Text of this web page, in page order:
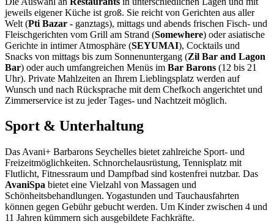
jeweils eigener Küche ist groß. Sie reicht von Gerichten aus aller
Welt (Pti Bazar - ganztags), mittags und abends frischen Fisch- und
Fleischgerichten vom Grill am Strand (Somewhere) oder asiatische
Gerichte in intimer Atmosphäre (SEYUMAI), Cocktails und
Snacks von mittags bis zum Sonnenuntergang (Zil Bar and Lagon
Bar) oder auch umfangreichen Menüs im Bar Barons (12 bis 21
Uhr). Private Mahlzeiten an Ihrem Lieblingsplatz werden auf
Wunsch und nach Rücksprache mit dem Chefkoch angerichtet und
Zimmerservice ist zu jeder Tages- und Nachtzeit möglich.
Sport & Unterhaltung
Das Avani+ Barbarons Seychelles bietet zahlreiche Sport- und
Freizeitmöglichkeiten. Schnorchelausrüstung, Tennisplatz mit
Flutlicht, Fitnessraum und Dampfbad sind kostenfrei nutzbar. Das
AvaniSpa bietet eine Vielzahl von Massagen und
Schönheitsbehandlungen. Yogastunden und Tauchausfahrten
können gegen Gebühr gebucht werden. Um Kinder zwischen 4 und
11 Jahren kümmern sich ausgebildete Fachkräfte.